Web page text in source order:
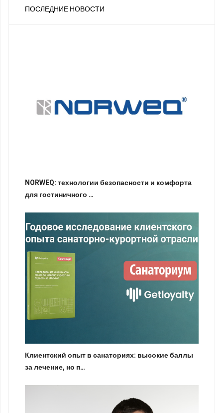
ПОСЛЕДНИЕ НОВОСТИ
NORWEQ: технологии безопасности и комфорта
для гостиничного …
Клиентский опыт в санаториях: высокие баллы
за лечение, но п…